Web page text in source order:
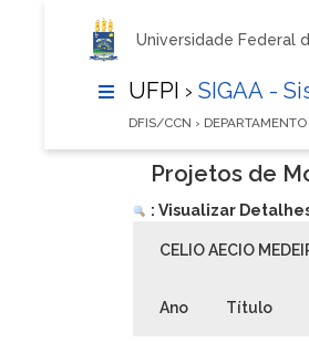
Universidade Federal
UFPI › SIGAA -
DFIS/CCN ›
Projetos de
: Visualizar
CELIO AECIO
Ano Título